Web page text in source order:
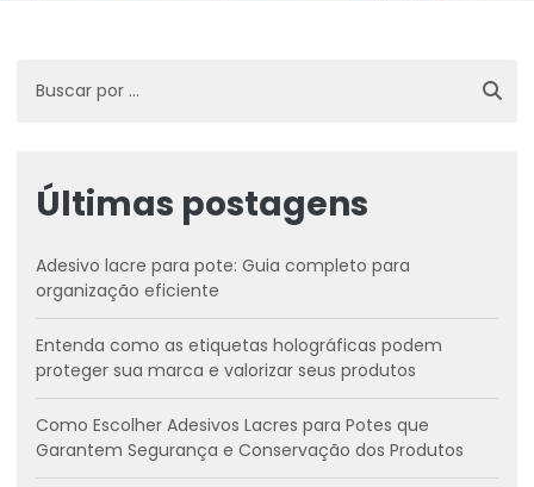
Últimas postagens
Adesivo lacre para pote: Guia completo para
organização eficiente
Entenda como as etiquetas holográficas podem
proteger sua marca e valorizar seus produtos
Como Escolher Adesivos Lacres para Potes que
Garantem Segurança e Conservação dos Produtos